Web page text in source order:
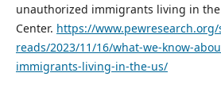
unauthorized immigrants living in the
Center. https://
reads/2023/11/16/what-we-know-
immigrants-living-in-the-us/